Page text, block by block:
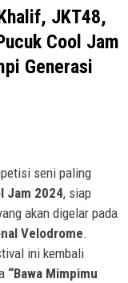
JKT48,
Cool Jam
Generasi
seni paling
Jam 2024, siap
akan digelar pada
Velodrome.
ini kembali
“Bawa Mimpimu